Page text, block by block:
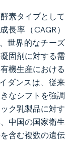
素タイプとして
長率（CAGR）
世界的なチーズ
固剤に対する需
機生産における
ダンスは、従来
なシフトを強調
ク乳製品に対す
中国の国家衛生
含む複数の遺伝